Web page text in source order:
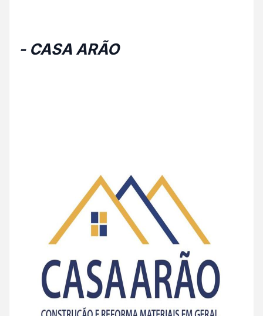
- CASA ARÃO